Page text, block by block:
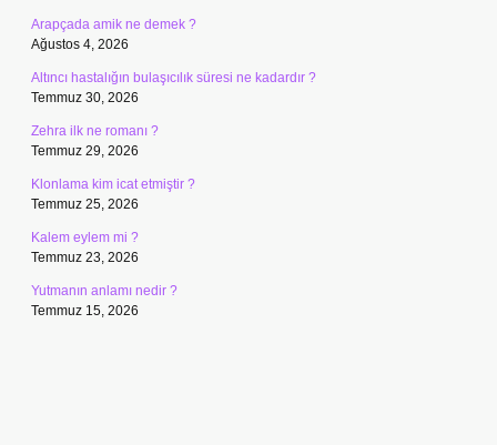
Arapçada amik ne demek ?
Ağustos 4, 2026
Altıncı hastalığın bulaşıcılık süresi ne kadardır ?
Temmuz 30, 2026
Zehra ilk ne romanı ?
Temmuz 29, 2026
Klonlama kim icat etmiştir ?
Temmuz 25, 2026
Kalem eylem mi ?
Temmuz 23, 2026
Yutmanın anlamı nedir ?
Temmuz 15, 2026